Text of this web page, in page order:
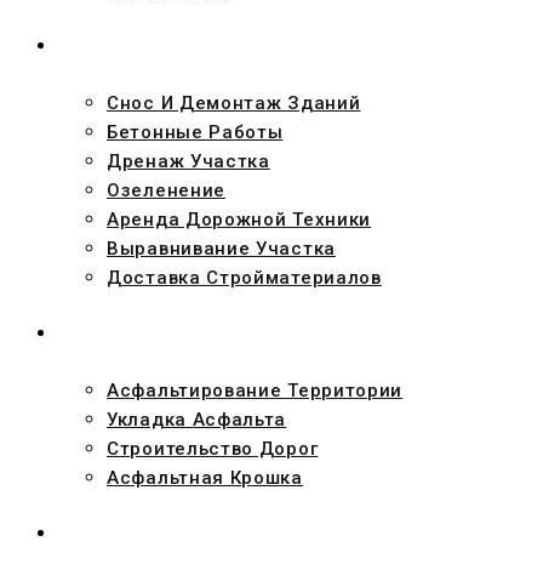
Снос И Демонтаж Зданий
Бетонные Работы
Дренаж Участка
Озеленение
Аренда Дорожной Техники
Выравнивание Участка
Доставка Стройматериалов
Асфальтирование Территории
Укладка Асфальта
Строительство Дорог
Асфальтная Крошка